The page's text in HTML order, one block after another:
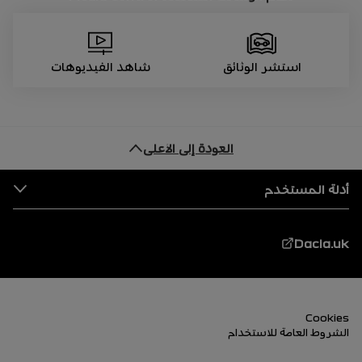
استشر الوثائق شاهد الفيديوهات
العودة إلى الأعلى
التذييل
أدلة المستخدم
Dacia.uk
التذييل (الأسفل)
Cookies
الشروط العامة للاستخدام